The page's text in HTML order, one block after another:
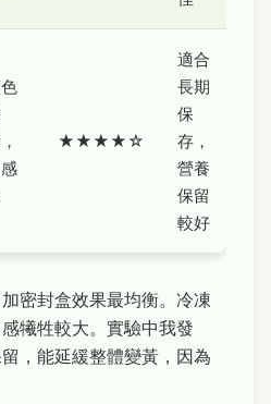
★★★★☆
適合
長期
保
存，
營養
保留
較好
密封盒效果最均衡。冷凍
犧牲較大。實驗中我發
，能延緩整體變黃，因為